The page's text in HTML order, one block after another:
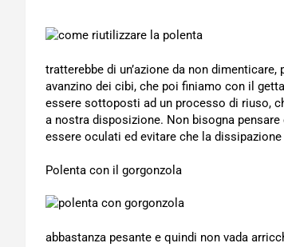
tratterebbe di un’azione da non dimenticare,
avanzino dei cibi, che poi finiamo con il
essere sottoposti ad un processo di riuso,
a nostra disposizione. Non bisogna
essere oculati ed evitare che la
Polenta con il gorgonzola
abbastanza pesante e quindi non vada